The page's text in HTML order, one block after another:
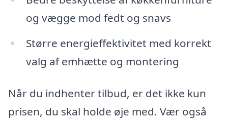
og vægge mod fedt og snavs
Større energieffektivitet med korrekt
valg af emhætte og montering
Når du indhenter tilbud, er det ikke kun
prisen, du skal holde øje med. Vær også